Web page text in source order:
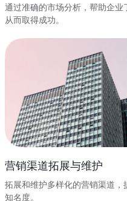
通过准确的市场分析，帮助企业
从而取得成功。
营销渠道拓展与维护
拓展和维护多样化的营销渠道
知名度。